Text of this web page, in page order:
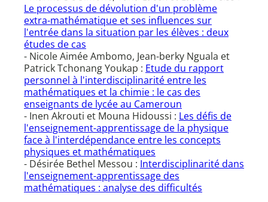
Le processus de dévolution d'un problème
extra-mathématique et ses influences sur
l'entrée dans la situation par les élèves : deux
études de cas
- Nicole Aimée Ambomo, Jean-berky Nguala et
Patrick Tchonang Youkap : Etude du rapport
personnel à l'interdisciplinarité entre les
mathématiques et la chimie : le cas des
enseignants de lycée au Cameroun
- Inen Akrouti et Mouna Hidoussi : Les défis de
l'enseignement-apprentissage de la physique
face à l'interdépendance entre les concepts
physiques et mathématiques
- Désirée Bethel Messou : Interdisciplinarité dans
l'enseignement-apprentissage des
mathématiques : analyse des difficultés